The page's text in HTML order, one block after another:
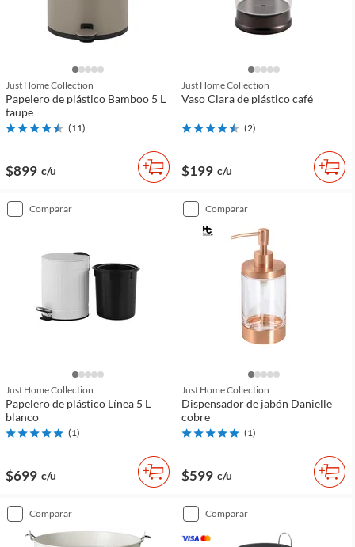
Just Home Collection
Papelero de plástico Bamboo 5 L
taupe
(11)
$899 c/u
Just Home Collection
Vaso Clara de plástico café
(2)
$199 c/u
comparar
Just Home Collection
Papelero de plástico Línea 5 L
blanco
(1)
$699 c/u
comparar
Just Home Collection
Dispensador de jabón Danielle
cobre
(1)
$599 c/u
comparar comparar